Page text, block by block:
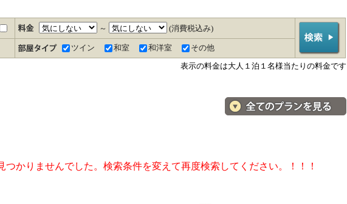
～ (消費税込み)
ツイン 和室 和洋室
その他
表示の料金は大人１泊１名様当たりの料金です
料金・宿泊プラン一覧へ
つかりませんでした。検索条件を変えて再度検索してください。！！！